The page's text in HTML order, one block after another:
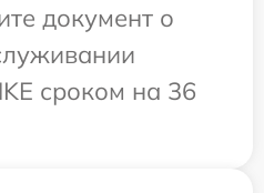
документ о
сроком на 36